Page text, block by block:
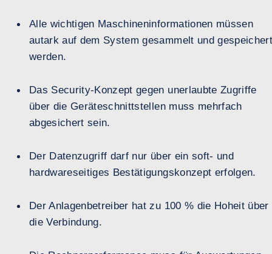
Alle wichtigen Maschineninformationen müssen
autark auf dem System gesammelt und gespeichert
werden.
Das Security-Konzept gegen unerlaubte Zugriffe
über die Geräteschnittstellen muss mehrfach
abgesichert sein.
Der Datenzugriff darf nur über ein soft- und
hardwareseitiges Bestätigungskonzept erfolgen.
Der Anlagenbetreiber hat zu 100 % die Hoheit über
die Verbindung.